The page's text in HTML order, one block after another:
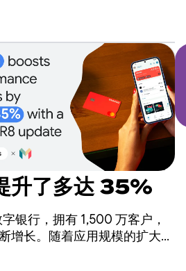
超过 4,300 万。
单的 R8 更新
升了多达 35%
银行，拥有 1,500 万客户，
增长。随着应用规模的扩大，
时间是一个需要改进的关键领